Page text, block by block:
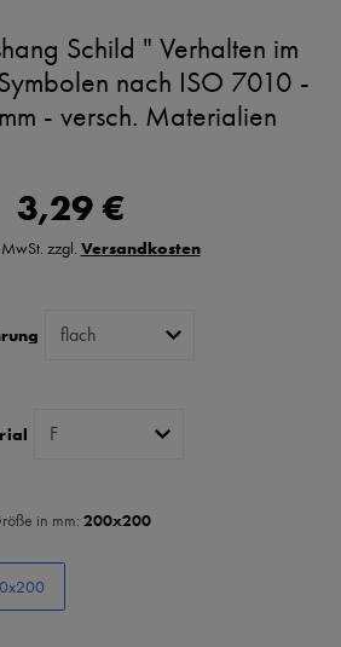
Schild " Verhalten im
nach ISO 7010 -
- versch. Materialien
3,29 €
zzgl. Versandkosten
in mm: 200x200